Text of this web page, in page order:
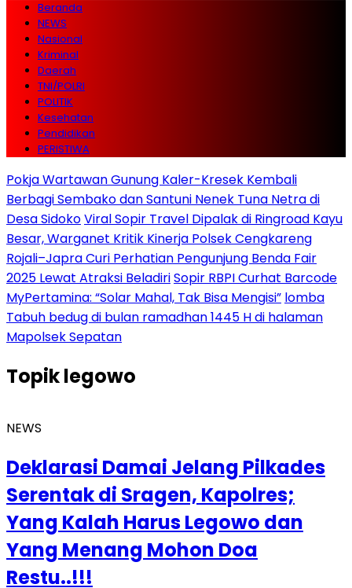
Beranda
NEWS
Nasional
Kriminal
Daerah
TNI/POLRI
POLITIK
Kesehatan
Pendidikan
PERISTIWA
Pokja Wartawan Gunung Kaler-Kresek Kembali
Berbagi Sembako dan Santuni Nenek Tuna Netra di
Desa SidokoViral Sopir Travel Dipalak di Ringroad Kayu
Besar, Warganet Kritik Kinerja Polsek Cengkareng
Rojali–Japra Curi Perhatian Pengunjung Benda Fair
2025 Lewat Atraksi BeladiriSopir RBPI Curhat Barcode
MyPertamina: “Solar Mahal, Tak Bisa Mengisi” lomba
Tabuh bedug di bulan ramadhan 1445 H di halaman
Mapolsek Sepatan
Topiklegowo
NEWS
Deklarasi Damai Jelang Pilkades
Serentak di Sragen, Kapolres;
Yang Kalah Harus Legowo dan
Yang Menang Mohon Doa
Restu..!!!